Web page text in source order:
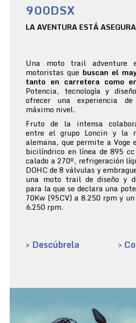
900DSX
LA AVENTURA ESTÁ
Una moto trail adventure
motoristas que buscan el
tanto en carretera como
Potencia, tecnología y
ofrecer una experiencia
máximo nivel.
Fruto de la intensa
entre el grupo Loncin y la
alemana, que permite a Voge
bicilíndrico en línea de 895
calado a 270º, refrigeración
DOHC de 8 válvulas y
una moto trail de diseño y
para la que se declara una
70Kw (95CV) a 8.250 rpm y
6.250 rpm.
> Descúbrela >